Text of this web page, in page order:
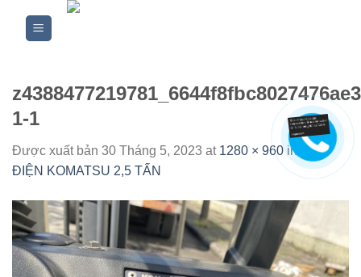
1-1
Được xuất bản 30 Tháng 5, 2023 at 1280 × 960in
XE
ĐIỆN KOMATSU 2,5 TẤN